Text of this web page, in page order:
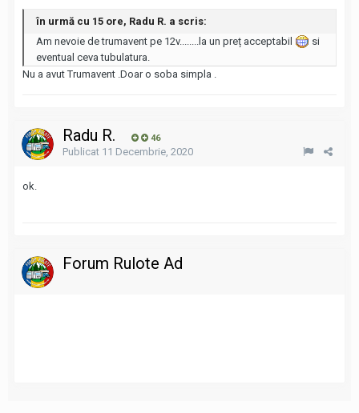
în urmă cu 15 ore, Radu R. a scris:
Am nevoie de trumavent pe 12v........la un preț acceptabil
si
eventual ceva tubulatura.
Nu a avut Trumavent .Doar o soba simpla .
Radu R. 46
Publicat 11 Decembrie, 2020
ok.
Forum Rulote Ad